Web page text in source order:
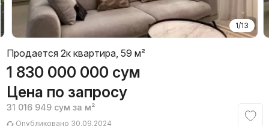
1/13
Продается 2к квартира, 59 м²
1 830 000 000 сум
Цена по запросу
31 016 949 сум за м²
Опубликовано 30.09.2024